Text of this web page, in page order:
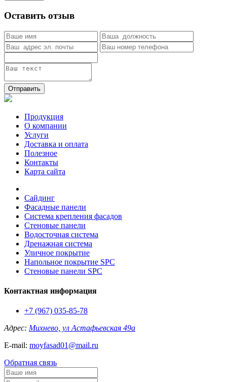
Оставить отзыв
Отправить
Продукция
О компании
Услуги
Доставка и оплата
Полезное
Контакты
Карта сайта
Сайдинг
Фасадные панели
Система крепления фасадов
Стеновые панели
Водосточная система
Дренажная система
Уличное покрытие
Напольное покрытие SPC
Стеновые панели SPC
Контактная информация
+7 (967) 035-85-78
Адрес: Михнево, ул Астафьевская 49а
E-mail: moyfasad01@mail.ru
Обратная связь